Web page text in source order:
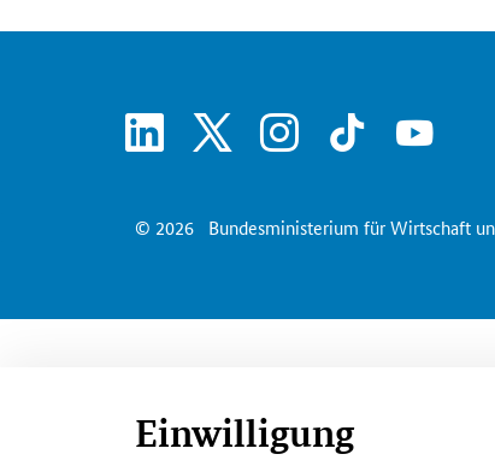
linkedin instagram tiktok youtube
© 2026 Bundesministerium für Wirtschaft
Einwilligung